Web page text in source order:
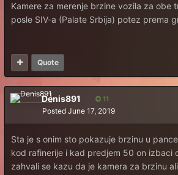
Kamere za merenje brzine vozila za obe
posle SIV-a (Palate Srbija) potez prema
Quote
Denis891 11
Posted June 17, 2019
Sta je s onim sto pokazuje brzinu u
kod rafinerije i kad predjem 50 on izbaci
zahvali se kazu da je kamera za brzinu